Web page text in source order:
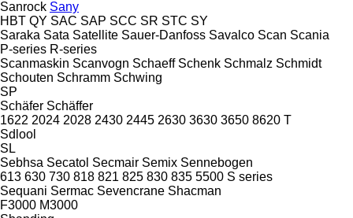
Sanrock Sany
HBT QY SAC SAP SCC SR STC SY
Saraka Sata Satellite Sauer-Danfoss Savalco Scan Scania
P-series R-series
Scanmaskin Scanvogn Schaeff Schenk Schmalz Schmidt
Schouten Schramm Schwing
SP
Schäfer Schäffer
1622 2024 2028 2430 2445 2630 3630 3650 8620 T
Sdlool
SL
Sebhsa Secatol Secmair Semix Sennebogen
613 630 730 818 821 825 830 835 5500 S series
Sequani Sermac Sevencrane Shacman
F3000 M3000